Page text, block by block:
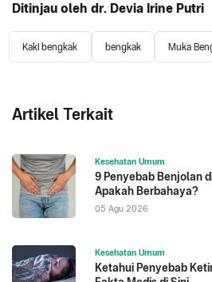
Ditinjau oleh dr. Devia Irine Putri
Kaki bengkak bengkak Muka
Artikel Terkait
Kesehatan Umum
9 Penyebab Benjolan
Apakah Berbahaya?
05 Agu 2026
Kesehatan Umum
Ketahui Penyebab